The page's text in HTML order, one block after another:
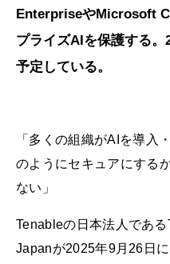
EnterpriseやMicrosoft
プライズAIを保護する
予定している。
「多くの組織がAIを導入
のようにセキュアにする
ない」
Tenableの日本法人であ
Japanが2025年9月26日